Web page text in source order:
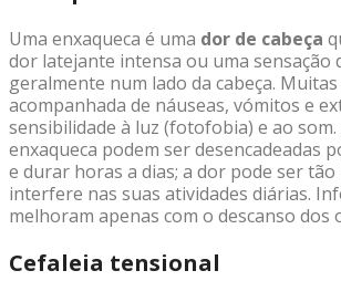
Uma enxaqueca é uma dor de cabeça
dor latejante intensa ou uma sensação
geralmente num lado da cabeça. Muitas
acompanhada de náuseas, vómitos e
sensibilidade à luz (fotofobia) e ao som.
enxaqueca podem ser desencadeadas
e durar horas a dias; a dor pode ser
interfere nas suas atividades diárias.
melhoram apenas com o descanso dos
Cefaleia tensional